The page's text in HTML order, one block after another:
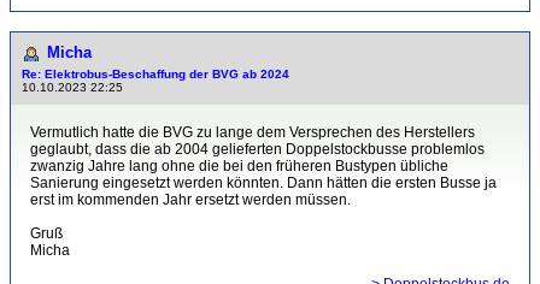
Micha
Re: Elektrobus-Beschaffung der BVG ab 2024
10.10.2023 22:25
Vermutlich hatte die BVG zu lange dem Versprechen des Herstellers
geglaubt, dass die ab 2004 gelieferten Doppelstockbusse problemlos
zwanzig Jahre lang ohne die bei den früheren Bustypen übliche
Sanierung eingesetzt werden könnten. Dann hätten die ersten Busse ja
erst im kommenden Jahr ersetzt werden müssen.
Gruß
Micha